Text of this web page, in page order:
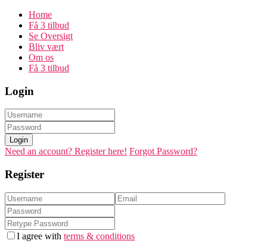
Home
Få 3 tilbud
Se Oversigt
Bliv vært
Om os
Få 3 tilbud
Login
Login
Need an account? Register here! Forgot Password?
Register
I agree with terms & conditions